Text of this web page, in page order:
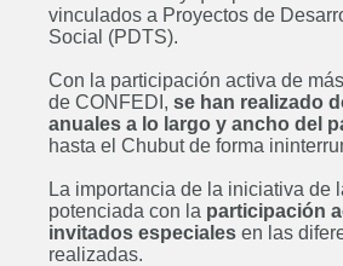
vinculados a Proyectos de
Social (PDTS).
Con la participación activa de
de CONFEDI, se han realizado
anuales a lo largo y ancho del
hasta el Chubut de forma
La importancia de la iniciativa de
potenciada con la participación
invitados especiales en las
realizadas.
Curso:
ABIERTO